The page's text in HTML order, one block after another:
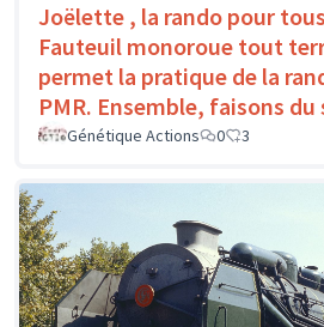
Joëlette , la rando pour
Fauteuil monoroue tout
permet la pratique de la
PMR. Ensemble, faisons
Génétique Actions 0 3